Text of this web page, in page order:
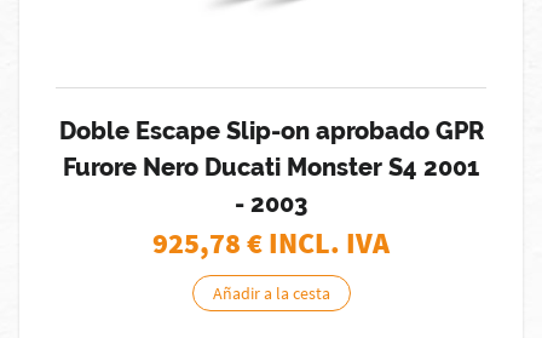
Doble Escape Slip-on aprobado GPR
Furore Nero Ducati Monster S4 2001
- 2003
925,78€ INCL. IVA
Añadir a la cesta